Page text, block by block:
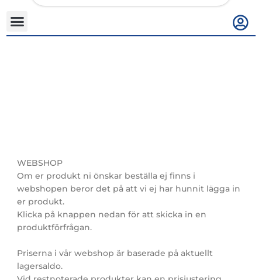
WEBSHOP
Om er produkt ni önskar beställa ej finns i
webshopen beror det på att vi ej har hunnit lägga in
er produkt.
Klicka på knappen nedan för att skicka in en
produktförfrågan.
Priserna i vår webshop är baserade på aktuellt
lagersaldo.